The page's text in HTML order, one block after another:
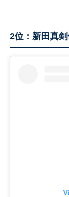
2位：新田真